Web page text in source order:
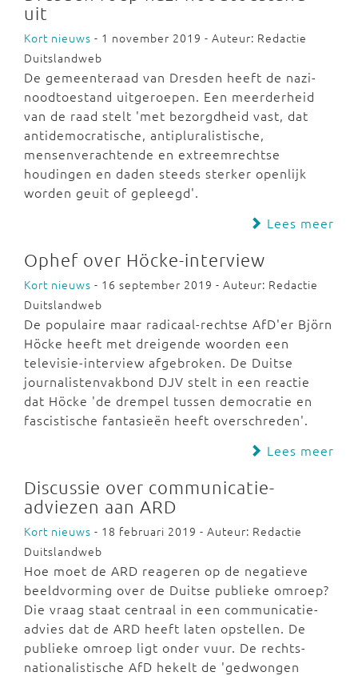
uit
Kort nieuws - 1 november 2019 - Auteur: Redactie
Duitslandweb
De gemeenteraad van Dresden heeft de nazi-
noodtoestand uitgeroepen. Een meerderheid
van de raad stelt 'met bezorgdheid vast, dat
antidemocratische, antipluralistische,
mensenverachtende en extreemrechtse
houdingen en daden steeds sterker openlijk
worden geuit of gepleegd'.
Lees meer
Ophef over Höcke-interview
Kort nieuws - 16 september 2019 - Auteur: Redactie
Duitslandweb
De populaire maar radicaal-rechtse AfD'er Björn
Höcke heeft met dreigende woorden een
televisie-interview afgebroken. De Duitse
journalistenvakbond DJV stelt in een reactie
dat Höcke 'de drempel tussen democratie en
fascistische fantasieën heeft overschreden'.
Lees meer
Discussie over communicatie-
adviezen aan ARD
Kort nieuws - 18 februari 2019 - Auteur: Redactie
Duitslandweb
Hoe moet de ARD reageren op de negatieve
beeldvorming over de Duitse publieke omroep?
Die vraag staat centraal in een communicatie-
advies dat de ARD heeft laten opstellen. De
publieke omroep ligt onder vuur. De rechts-
nationalistische AfD hekelt de 'gedwongen